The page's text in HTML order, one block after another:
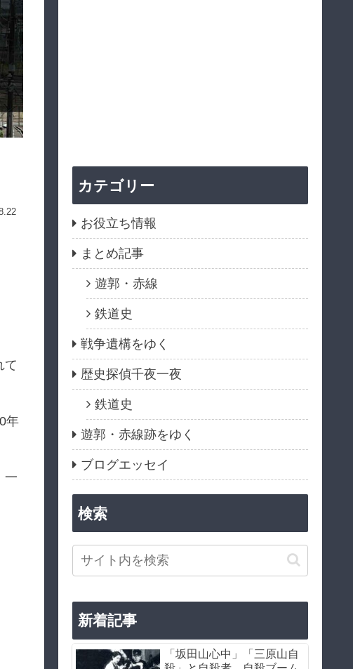
て
年
一
カテゴリー
お役立ち情報
まとめ記事
遊郭・赤線
鉄道史
戦争遺構をゆく
歴史探偵千夜一夜
鉄道史
遊郭・赤線跡をゆく
ブログエッセイ
検索
新着記事
「坂田山心中」「三原山自